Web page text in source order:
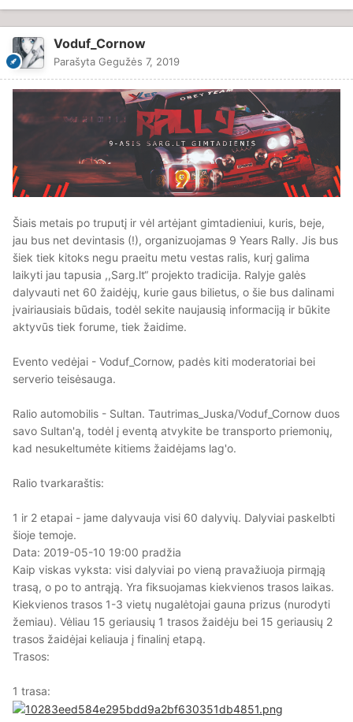
Voduf_Cornow
Parašyta Gegužės 7, 2019
Šiais metais po truputį ir vėl artėjant gimtadieniui, kuris, beje,
jau bus net devintasis (!), organizuojamas 9 Years Rally. Jis bus
šiek tiek kitoks negu praeitu metu vestas ralis, kurį galima
laikyti jau tapusia ,,Sarg.lt“ projekto tradicija. Ralyje galės
dalyvauti net 60 žaidėjų, kurie gaus bilietus, o šie bus dalinami
įvairiausiais būdais, todėl sekite naujausią informaciją ir būkite
aktyvūs tiek forume, tiek žaidime.
Evento vedėjai - Voduf_Cornow, padės kiti moderatoriai bei
serverio teisėsauga.
Ralio automobilis - Sultan. Tautrimas_Juska/Voduf_Cornow duos
savo Sultan'ą, todėl į eventą atvykite be transporto priemonių,
kad nesukeltumėte kitiems žaidėjams lag'o.
Ralio tvarkaraštis:
1 ir 2 etapai - jame dalyvauja visi 60 dalyvių. Dalyviai paskelbti
šioje temoje.
Data: 2019-05-10 19:00 pradžia
Kaip viskas vyksta: visi dalyviai po vieną pravažiuoja pirmąją
trasą, o po to antrąją. Yra fiksuojamas kiekvienos trasos laikas.
Kiekvienos trasos 1-3 vietų nugalėtojai gauna prizus (nurodyti
žemiau). Vėliau 15 geriausių 1 trasos žaidėju bei 15 geriausių 2
trasos žaidėjai keliauja į finalinį etapą.
Trasos:
1 trasa: